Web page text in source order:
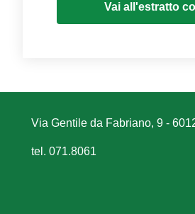
Vai all'estratto
Via Gentile da Fabriano, 9 -
tel. 071.8061